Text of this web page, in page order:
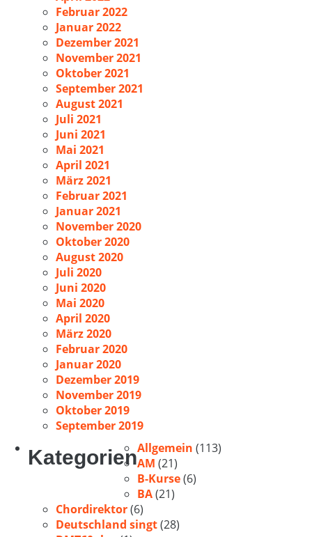
Februar 2022
Januar 2022
Dezember 2021
November 2021
Oktober 2021
September 2021
August 2021
Juli 2021
Juni 2021
Mai 2021
April 2021
März 2021
Februar 2021
Januar 2021
November 2020
Oktober 2020
August 2020
Juli 2020
Juni 2020
Mai 2020
April 2020
März 2020
Februar 2020
Januar 2020
Dezember 2019
November 2019
Oktober 2019
September 2019
KategorienAllgemein (113)
AM (21)
B-Kurse(6)
BA(21)
Chordirektor(6)
Deutschland singt(28)